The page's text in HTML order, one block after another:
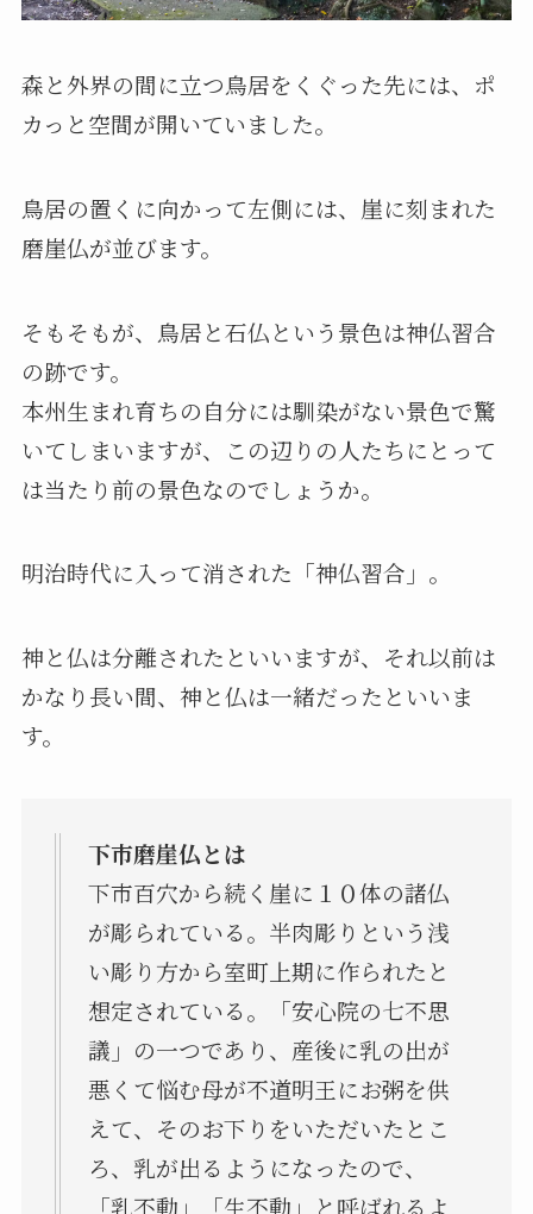
森と外界の間に立つ鳥居をくぐった先には、ポ
カっと空間が開いていました。
鳥居の置くに向かって左側には、崖に刻まれた
磨崖仏が並びます。
そもそもが、鳥居と石仏という景色は神仏習合
の跡です。
本州生まれ育ちの自分には馴染がない景色で驚
いてしまいますが、この辺りの人たちにとって
は当たり前の景色なのでしょうか。
明治時代に入って消された「神仏習合」。
神と仏は分離されたといいますが、それ以前は
かなり長い間、神と仏は一緒だったといいま
す。
下市磨崖仏とは
下市百穴から続く崖に１０体の諸仏
が彫られている。半肉彫りという浅
い彫り方から室町上期に作られたと
想定されている。「安心院の七不思
議」の一つであり、産後に乳の出が
悪くて悩む母が不道明王にお粥を供
えて、そのお下りをいただいたとこ
ろ、乳が出るようになったので、
「乳不動」「生不動」と呼ばれるよ